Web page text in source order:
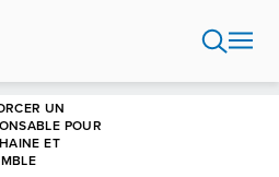
UN
POUR
ET